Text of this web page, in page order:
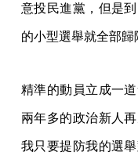
意投民進黨，但是
的小型選舉就全部歸
精準的動員立成一
兩年多的政治新人
我只要提防我的選